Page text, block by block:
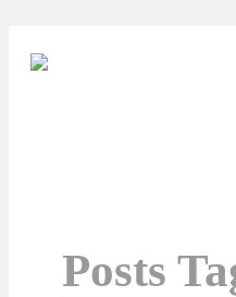
Posts